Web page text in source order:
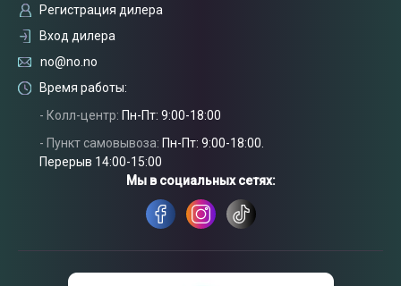
Регистрация дилера
Вход дилера
no@no.no
Время работы:
- Колл-центр: Пн-Пт: 9:00-18:00
- Пункт самовывоза: Пн-Пт: 9:00-18:00.
Перерыв 14:00-15:00
Мы в социальных сетях: